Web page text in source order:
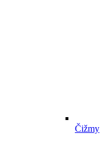
Čižmy